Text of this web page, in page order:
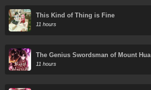
This Kind of Thing is Fine
11 hours
The Genius Swordsman of Mount Hua
11 hours